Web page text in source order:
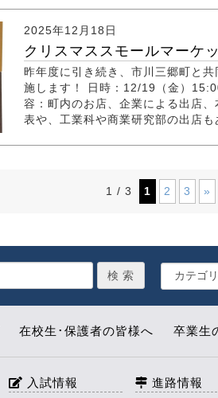
2025年12月18日
クリスマススモールマーケ
昨年度に引き続き、市川三郷町と
施します！ 日時：12/19（金）
容：町内のお店、企業による出店
表や、工業科や商業研究部の出店
1 / 3 1 2 3 »
在校生･保護者の皆様へ 卒業生
入試情報 進路情報